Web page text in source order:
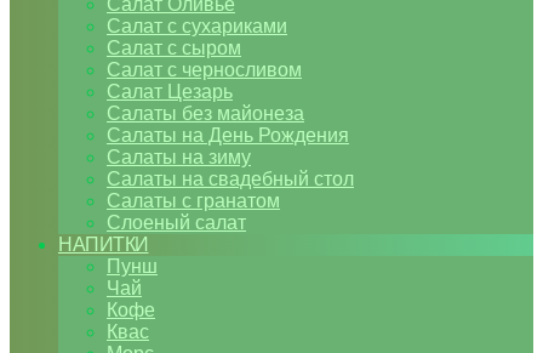
Салат Оливье
Салат с сухариками
Салат с сыром
Салат с черносливом
Салат Цезарь
Салаты без майонеза
Салаты на День Рождения
Салаты на зиму
Салаты на свадебный стол
Салаты с гранатом
Слоеный салат
НАПИТКИ
Пунш
Чай
Кофе
Квас